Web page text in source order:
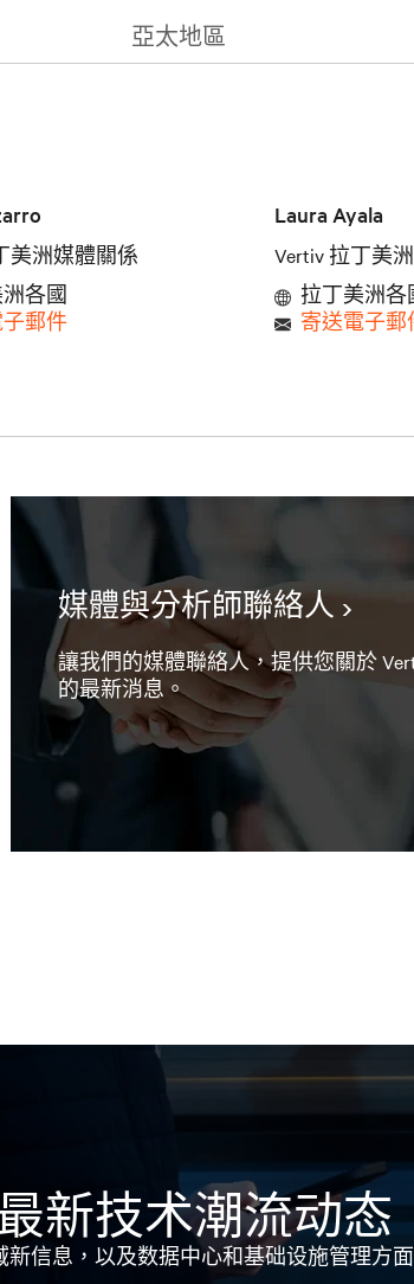
亞太地區
美洲媒體關係
各國
郵件
Laura Ayala
Vertiv 拉丁美
拉丁美洲各
寄送電子郵
媒體與分析師聯絡人
讓我們的媒體聯絡人，提供您關於
的最新消息。
新技术潮流动态
新信息，以及数据中心和基础设施管理方